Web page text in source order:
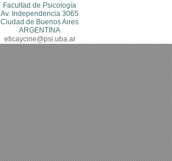
Facultad de Psicología
Av. Independencia 3065
Ciudad de Buenos Aires
ARGENTINA
eticaycine@psi.uba.ar